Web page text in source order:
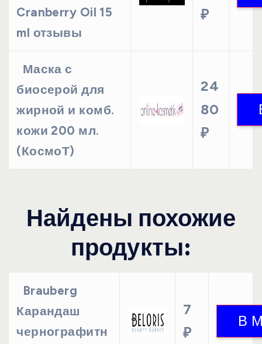
Cranberry Oil 15
ml отзывы
₽
Маска с
биосерой для
жирной и комб.
кожи 200 мл.
(КосмоТ)
24
80
₽
Найдены похожие
продукты:
Brauberg
Карандаш
чернографитн
7
₽